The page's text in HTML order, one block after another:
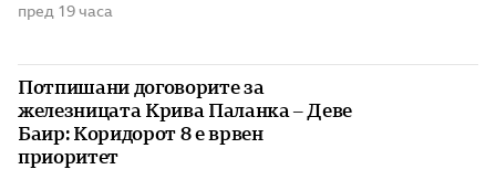
пред 19 часа
Потпишани договорите за
железницата Крива Паланка – Деве
Баир: Коридорот 8 е врвен
приоритет